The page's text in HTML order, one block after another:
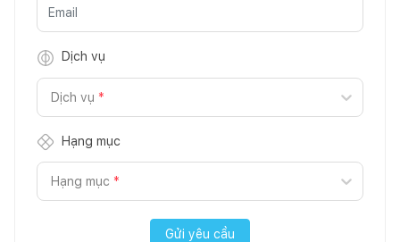
Dịch vụ
Dịch vụ *
Hạng mục
Hạng mục *
Gửi yêu cầu